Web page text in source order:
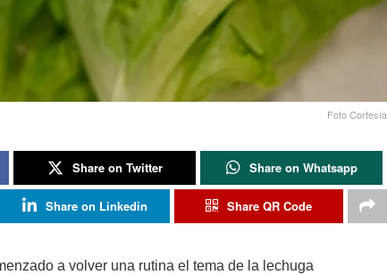
Foto Cortesía
Share on Twitter Share on Whatsapp
Share on Linkedin Share QR Code
a volver una rutina el tema de la lechuga